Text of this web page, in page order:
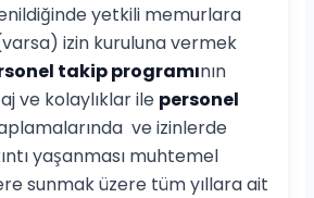
yetkili memurlara
izin kuruluna vermek
takip programının
ve kolaylıklar ile personel
ve izinlerde
yaşanması muhtemel
sunmak üzere tüm yıllara ait